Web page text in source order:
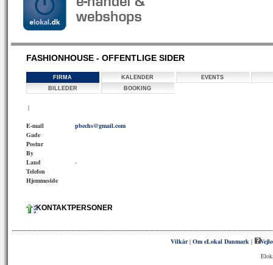
FASHIONHOUSE - OFFENTLIGE SIDER
FIRMA KALENDER
EVENTS
BILLEDER
BOOKING
|
E-mail
pbechs@gmail.com
Gade
Postnr
By
Land
-
Telefon
Hjemmeside
KONTAKTPERSONER
Vilkår|Om eLokal Danmark |